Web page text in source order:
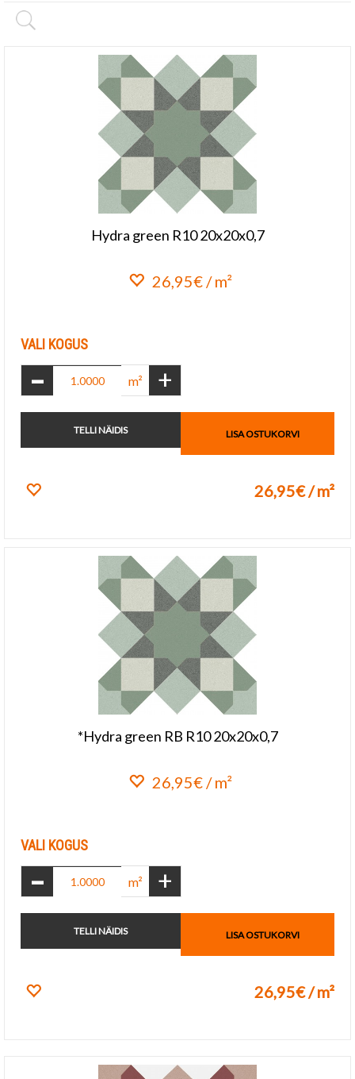
Hydra green R10 20x20x0,7
26,95€ / m²
VALI KOGUS
- m² +
TELLI NÄIDIS LISA OSTUKORVI
26,95€ / m²
*Hydra green RB R10 20x20x0,7
26,95€ / m²
VALI KOGUS
- m² +
TELLI NÄIDIS LISA OSTUKORVI
26,95€ / m²